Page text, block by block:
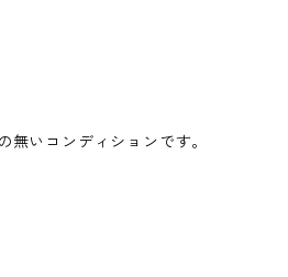
無いコンディションです。